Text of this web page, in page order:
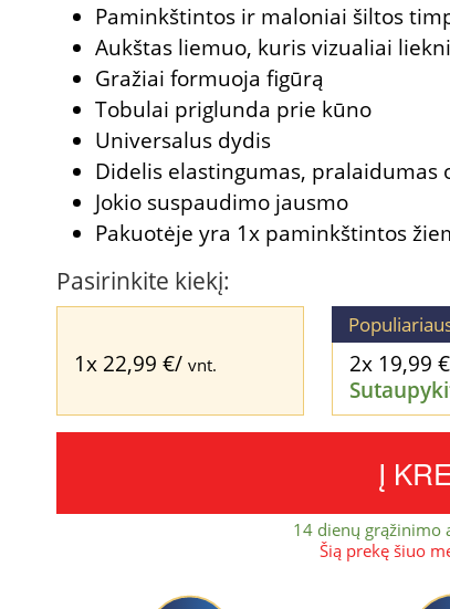
Pasirinkite kiekį:
1x 22,99€/vnt. 2x 19,99 €
Į
14 dienų grąžinimo
Šią prekę šiuo
Paminkštintos ir maloniai šiltos
Aukštas liemuo, kuris vizualiai
Gražiai formuoja figūrą
Tobulai priglunda prie kūno
Universalus dydis
Didelis elastingumas, pralaidumas
Jokio suspaudimo jausmo
Pakuotėje yra 1x paminkštintos